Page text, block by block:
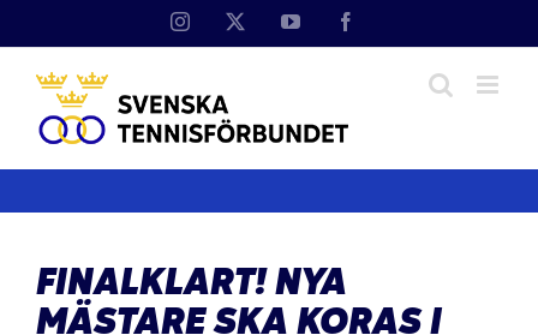
Instagram YouTube
FINALKLART! NYA